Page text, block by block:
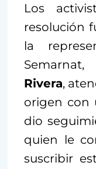
Los
resolución
la
Semarnat,
Rivera,
origen con
dio
quien le
suscribir